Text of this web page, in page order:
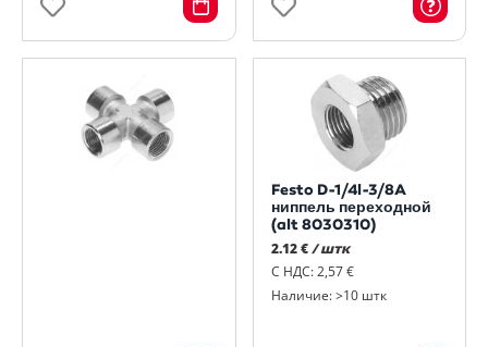
Festo D-1/4l-3/8A
ниппель переходной
(alt 8030310)
2.12 € / штк
С НДС: 2,57 €
Наличие: >10 штк